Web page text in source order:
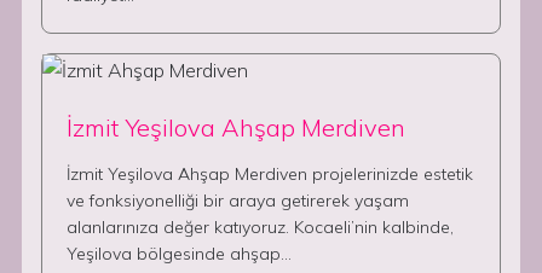
İzmit Yeşilova Ahşap Merdiven
İzmit Yeşilova Ahşap Merdiven projelerinizde estetik
ve fonksiyonelliği bir araya getirerek yaşam
alanlarınıza değer katıyoruz. Kocaeli’nin kalbinde,
Yeşilova bölgesinde ahşap…